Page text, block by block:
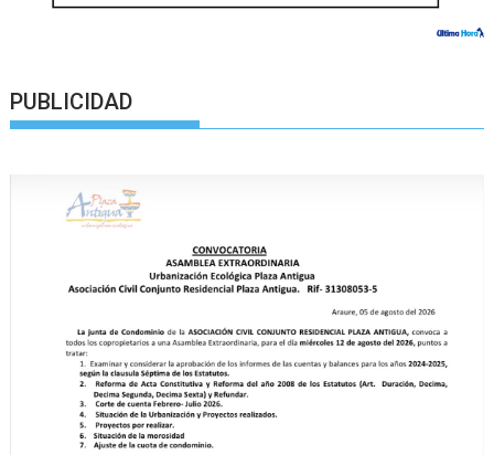
PUBLICIDAD